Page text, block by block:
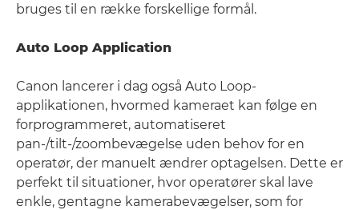
bruges til en række forskellige formål.
Auto Loop Application
Canon lancerer i dag også Auto Loop-
applikationen, hvormed kameraet kan følge en
forprogrammeret, automatiseret
pan-/tilt-/zoombevægelse uden behov for en
operatør, der manuelt ændrer optagelsen. Dette er
perfekt til situationer, hvor operatører skal lave
enkle, gentagne kamerabevægelser, som for